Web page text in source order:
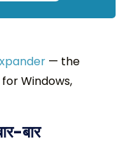
— the
Windows,
बार